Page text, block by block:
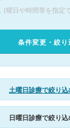
(曜日や時間帯を指定
条件変更・絞り
土曜日診療で絞り込
日曜日診療で絞り込